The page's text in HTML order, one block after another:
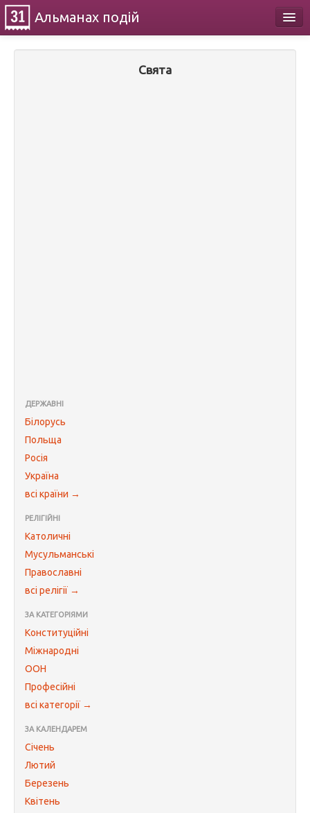
Альманах подій
Свята
ДЕРЖАВНІ
Білорусь
Польща
Росія
Україна
всі країни →
РЕЛІГІЙНІ
Католичні
Мусульманські
Православні
всі релігії →
ЗА КАТЕГОРІЯМИ
Конституційні
Міжнародні
ООН
Професійні
всі категорії →
ЗА КАЛЕНДАРЕМ
Січень
Лютий
Березень
Квітень